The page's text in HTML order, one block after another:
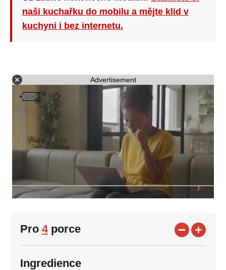
naši kuchařku do mobilu a mějte klid v
kuchyni i bez internetu.
Advertisement
Pro 4porce
Ingredience